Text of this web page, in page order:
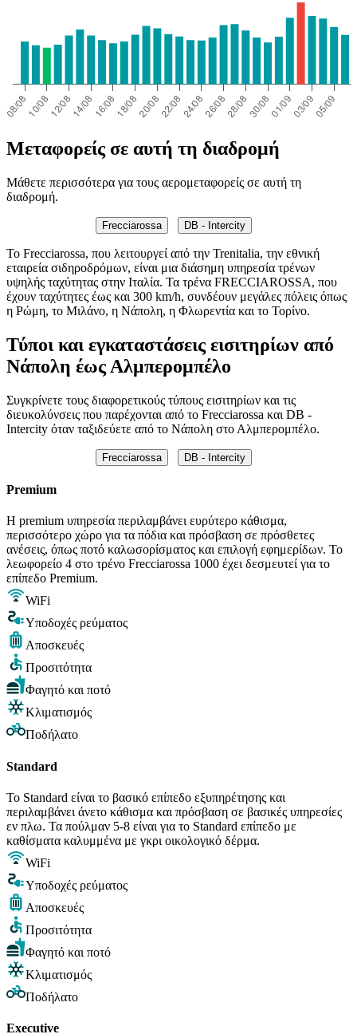
Μεταφορείς σε αυτή τη διαδρομή
Μάθετε περισσότερα για τους αερομεταφορείς σε αυτή τη
διαδρομή.
Frecciarossa DB - Intercity
Το Frecciarossa, που λειτουργεί από την Trenitalia, την εθνική
εταιρεία σιδηροδρόμων, είναι μια διάσημη υπηρεσία τρένων
υψηλής ταχύτητας στην Ιταλία. Τα τρένα FRECCIAROSSA, που
έχουν ταχύτητες έως και 300 km/h, συνδέουν μεγάλες πόλεις όπως
η Ρώμη, το Μιλάνο, η Νάπολη, η Φλωρεντία και το Τορίνο.
Τύποι και εγκαταστάσεις εισιτηρίων από
Νάπολη έως Αλμπερομπέλο
Συγκρίνετε τους διαφορετικούς τύπους εισιτηρίων και τις
διευκολύνσεις που παρέχονται από το Frecciarossa και DB -
Intercity όταν ταξιδεύετε από το Νάπολη στο Αλμπερομπέλο.
Frecciarossa DB - Intercity
Premium
Η premium υπηρεσία περιλαμβάνει ευρύτερο κάθισμα,
περισσότερο χώρο για τα πόδια και πρόσβαση σε πρόσθετες
ανέσεις, όπως ποτό καλωσορίσματος και επιλογή εφημερίδων. Το
λεωφορείο 4 στο τρένο Frecciarossa 1000 έχει δεσμευτεί για το
επίπεδο Premium.
WiFi
Υποδοχές ρεύματος
Αποσκευές
Προσιτότητα
Φαγητό και ποτό
Κλιματισμός
Ποδήλατο
Standard
Το Standard είναι το βασικό επίπεδο εξυπηρέτησης και
περιλαμβάνει άνετο κάθισμα και πρόσβαση σε βασικές υπηρεσίες
εν πλω. Τα πούλμαν 5-8 είναι για το Standard επίπεδο με
καθίσματα καλυμμένα με γκρι οικολογικό δέρμα.
WiFi
Υποδοχές ρεύματος
Αποσκευές
Προσιτότητα
Φαγητό και ποτό
Κλιματισμός
Ποδήλατο
Executive